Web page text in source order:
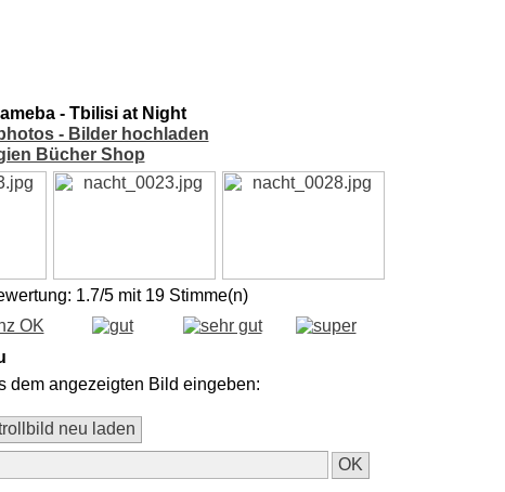
- Tbilisi at Night
- Bilder hochladen
Bücher Shop
1.7/5 mit 19 Stimme(n)
dem angezeigten Bild eingeben: